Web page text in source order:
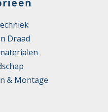
Draad
& Montage